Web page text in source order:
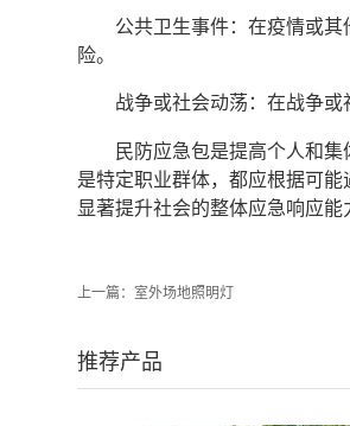
公共卫生事件：在疫情或
险。
战争或社会动荡：在战争
民防应急包是提高个人和
是特定职业群体，都应根据可
显著提升社会的整体应急响应
上一篇： 室外场地照明灯
推荐产品